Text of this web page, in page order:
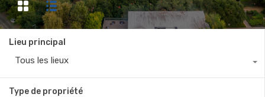
Lieu principal
Tous les lieux
Type de propriété